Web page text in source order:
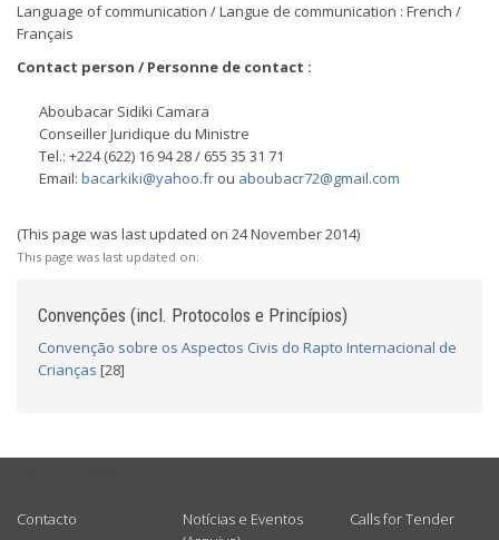
Language of communication / Langue de communication : French /
Français
Contact person / Personne de contact :
Aboubacar Sidiki Camara
Conseiller Juridique du Ministre
Tel.: +224 (622) 16 94 28 / 655 35 31 71
Email: bacarkiki@yahoo.fr ou aboubacr72@gmail.com
(This page was last updated on 24 November 2014)
This page was last updated on:
Convenções (incl. Protocolos e Princípios)
Convenção sobre os Aspectos Civis do Rapto Internacional de
Crianças [28]
Contacto
Notícias e Eventos
Calls for Tender